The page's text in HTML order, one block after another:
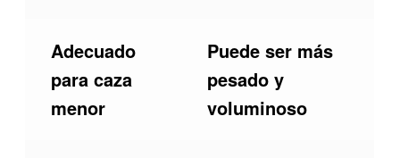
Adecuado
para caza
menor
Puede ser más
pesado y
voluminoso